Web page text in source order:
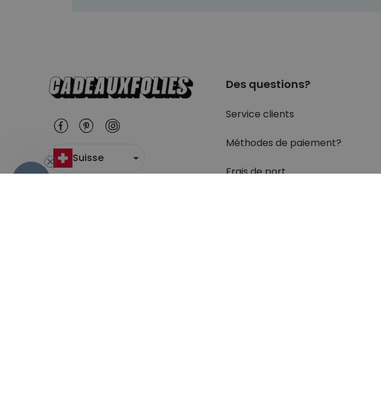
Suisse
Des questions?
Service clients
Méthodes de paiement?
Frais de port